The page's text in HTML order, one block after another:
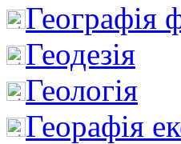
Географія
Геодезія
Геологія
Георафія